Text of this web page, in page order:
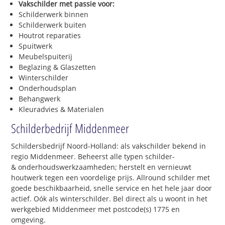
Vakschilder met passie voor:
Schilderwerk binnen
Schilderwerk buiten
Houtrot reparaties
Spuitwerk
Meubelspuiterij
Beglazing & Glaszetten
Winterschilder
Onderhoudsplan
Behangwerk
Kleuradvies & Materialen
Schilderbedrijf Middenmeer
Schildersbedrijf Noord-Holland: als vakschilder bekend in
regio Middenmeer. Beheerst alle typen schilder-
& onderhoudswerkzaamheden; herstelt en vernieuwt
houtwerk tegen een voordelige prijs. Allround schilder met
goede beschikbaarheid, snelle service en het hele jaar door
actief. Oók als winterschilder. Bel direct als u woont in het
werkgebied Middenmeer met postcode(s) 1775 en
omgeving.